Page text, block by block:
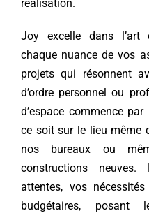
réalisation.
Joy excelle dans l’art
chaque nuance de vos
projets qui résonnent
d’ordre personnel ou
d’espace commence
ce soit sur le lieu même
nos bureaux ou
constructions
attentes, vos
budgétaires, posant